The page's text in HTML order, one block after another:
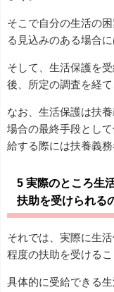
そこで自分の生活の
る見込みのある場合
そして、生活保護を
後、所定の調査を経
なお、生活保護は扶
場合の最終手段とし
給する際には扶養義
5 実際のところ生
扶助を受けられる
それでは、実際に生
程度の扶助を受ける
具体的に受給できる